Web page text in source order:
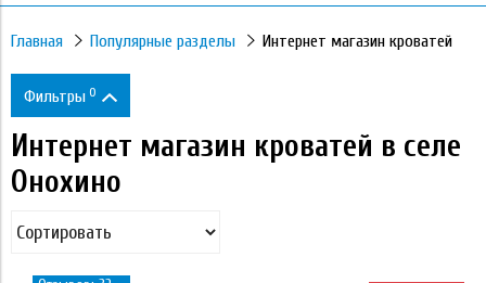
Главная Популярные разделы Интернет магазин кроватей
Фильтры 0
Цена
Интернет магазин кроватей в селе
Онохино